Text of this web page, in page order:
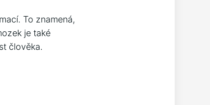
To znamená,
je také
člověka.